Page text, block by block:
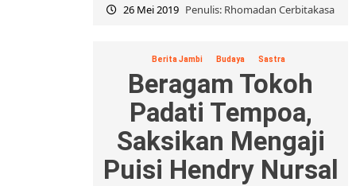
26 Mei 2019 Penulis: Rhomadan Cerbitakasa
Berita Jambi Budaya Sastra
Beragam Tokoh
Padati Tempoa,
Saksikan Mengaji
Puisi Hendry Nursal